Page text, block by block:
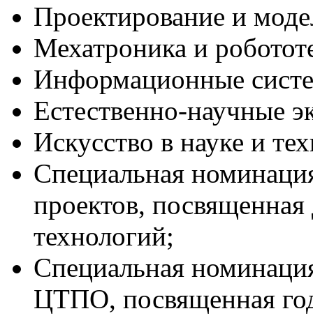
Проектирование и
Мехатроника и
Информационные
Естественно-научные
Искусство в науке и
Специальная
проектов,
технологий;
Специальная
ЦТПО, посвященная